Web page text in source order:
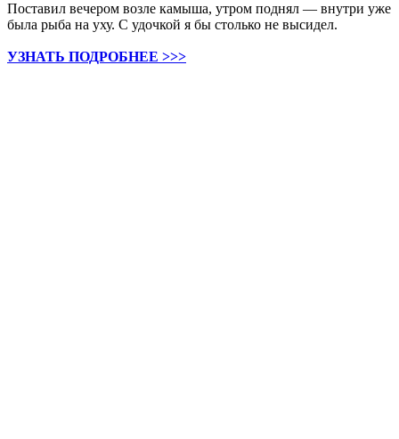
Поставил вечером возле камыша, утром поднял — внутри уже
была рыба на уху. С удочкой я бы столько не высидел.
УЗНАТЬ ПОДРОБНЕЕ >>>